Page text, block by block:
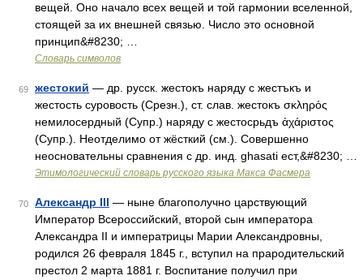
вещей. Оно начало всех вещей и той гармонии вселенной,
стоящей за их внешней связью. Число это основной
принцип&#8230; …
Словарь символов
69 жестокий — др. русск. жестокъ наряду с жестъкъ и
жестость суровость (Срезн.), ст. слав. жестокъ σκληρός
немилосердный (Супр.) наряду с жестосрьдъ ἀχάριστος
(Супр.). Неотделимо от жёсткий (см.). Совершенно
неосновательны сравнения с др. инд. ghasati ест,&#8230; …
Этимологический словарь русского языка Макса Фасмера
70 Александр III — ныне благополучно царствующий
Император Всероссийский, второй сын императора
Александра II и императрицы Марии Александровны,
родился 26 февраля 1845 г., вступил на прародительский
престол 2 марта 1881 г. Воспитание получил при